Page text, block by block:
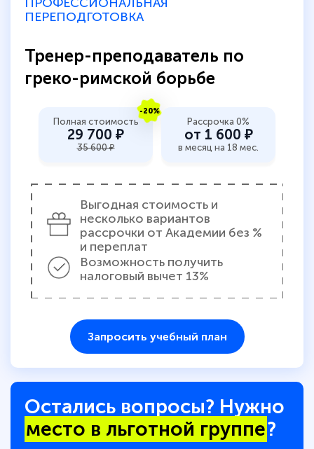
ПРОФЕССИОНАЛЬНАЯ
ПЕРЕПОДГОТОВКА
Тренер-преподаватель по
греко-римской борьбе
-20%
Полная стоимость
29 700 ₽
35 600 ₽
Рассрочка 0%
от 1 600 ₽
в месяц на 18 мес.
Выгодная стоимость и
несколько вариантов
рассрочки от Академии без %
и переплат
Возможность получить
налоговый вычет 13%
Запросить учебный план
Остались вопросы? Нужно
место в льготной группе?